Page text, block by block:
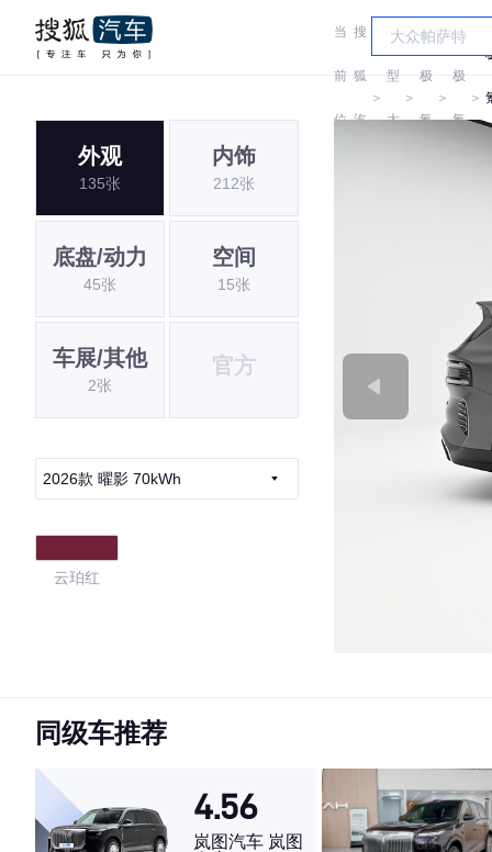
当
前
位
搜
狐
汽
＞
车
型
大
＞
极
氪
＞
极
氪
＞
外观
135张
内饰
212张
底盘/动力
45张
空间
15张
车展/其他
2张
官方
2026款 曜影 70kWh
云珀红
同级车推荐
4.56
岚图汽车 岚图